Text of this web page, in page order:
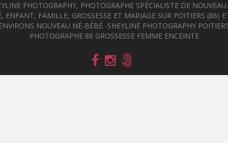
PHOTOGRAPHY, PHOTOGRAPHE SPÉCIALISTE DE
ENFANT, FAMILLE, GROSSESSE ET MARIAGE SUR POITIERS (86)
ENVIRONS NOUVEAU NÉ-BÉBÉ -SHEYLINE PHOTOGRAPHY
PHOTOGRAPHE 86 GROSSESSE FEMME ENCEINTE